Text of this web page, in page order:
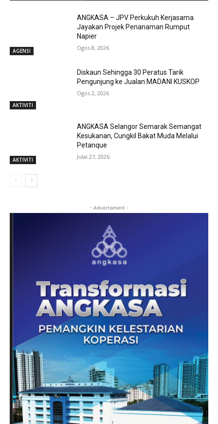
AGENSI
ANGKASA – JPV Perkukuh Kerjasama
Jayakan Projek Penanaman Rumput
Napier
Ogos 8, 2026
AKTIVITI
Diskaun Sehingga 30 Peratus Tarik
Pengunjung ke Jualan MADANI KUSKOP
Ogos 2, 2026
AKTIVITI
ANGKASA Selangor Semarak Semangat
Kesukanan, Cungkil Bakat Muda Melalui
Petanque
Julai 27, 2026
- Advertisment -